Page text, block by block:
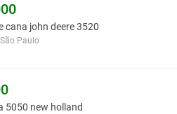
cana john deere 3520
Paulo
5050 new holland